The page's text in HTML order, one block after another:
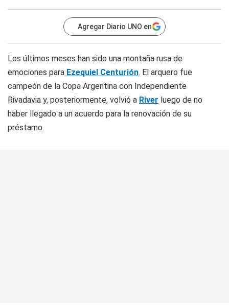
Agregar Diario UNO en
Los últimos meses han sido una montaña rusa de
emociones para Ezequiel Centurión. El arquero fue
campeón de la Copa Argentina con Independiente
Rivadavia y, posteriormente, volvió a River luego de no
haber llegado a un acuerdo para la renovación de su
préstamo.